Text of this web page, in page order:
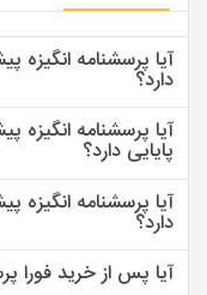
دارد؟
پایایی دارد؟
دارد؟
آیا پس از خرید فورا